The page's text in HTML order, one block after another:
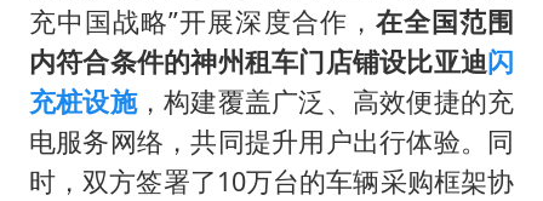
充中国战略”开展深度合作， 在全国范围
内符合条件的神州租车门店铺设比亚迪闪
充桩设施，构建覆盖广泛、高效便捷的充
电服务网络，共同提升用户出行体验。同
时，双方签署了10万台的车辆采购框架协